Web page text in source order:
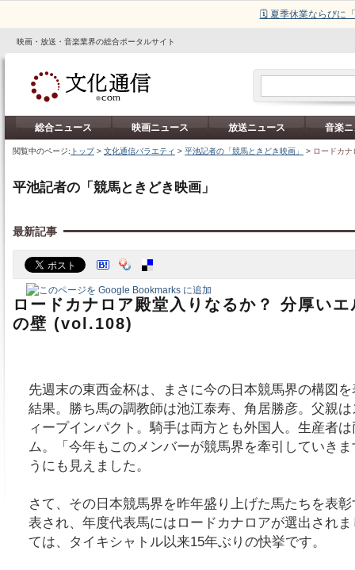
🗓️ 夏季休業ならびに
映画・放送・音楽業界の総合ポータルサイト
総合ニュース 映画ニュース 放送ニュース 音楽
閲覧中のページ: トップ> 文化通信バラエティ > 平池記者の「競馬ときどき映画」 > ロードカ
平池記者の「競馬ときどき映画」
最新記事
ロードカナロア殿堂入りなるか？ 分厚い
の壁 (vol.108)
先週末の東西金杯は、まさに今の日本競馬界の構図
結果。勝ち馬の調教師は池江泰寿、角居勝彦。父親
ィープインパクト。騎手は両方とも外国人。生産者
ム。「今年もこのメンバーが競馬界を牽引していき
うにも見えました。
さて、その日本競馬界を昨年盛り上げた馬たちを表
表され、年度代表馬にはロードカナロアが選出され
ては、タイキシャトル以来15年ぶりの快挙です。